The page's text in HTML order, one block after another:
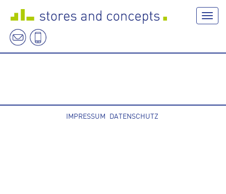
IMPRESSUM DATENSCHUTZ